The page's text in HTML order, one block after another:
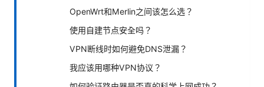
OpenWrt和Merlin之间该怎么选？
使用自建节点安全吗？
VPN断线时如何避免DNS泄漏？
我应该用哪种VPN协议？